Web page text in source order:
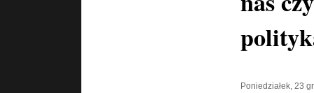
Poniedziałek, 23